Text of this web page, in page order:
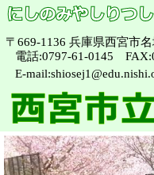
〒669-1136 兵庫県西宮市
電話:0797-61-0145
E-